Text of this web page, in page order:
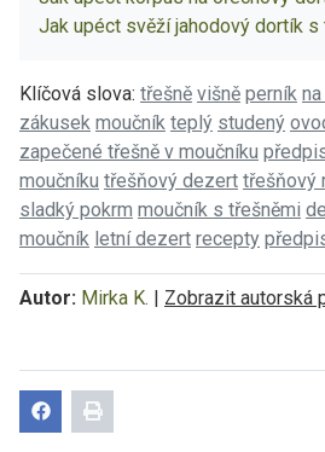
Jak upéct svěží jahodový dortík
Klíčová slova: třešně višně perník
zákusek moučník teplý studený
zapečené třešně v moučníku
moučníku třešňový dezert třešňový
sladký pokrm moučník s třešněmi
moučník letní dezert recepty
Autor: Mirka K. | Zobrazit autorská